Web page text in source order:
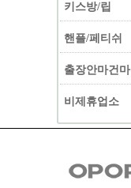
키스방/립
핸플/페티쉬
출장안마건마
비제휴업소